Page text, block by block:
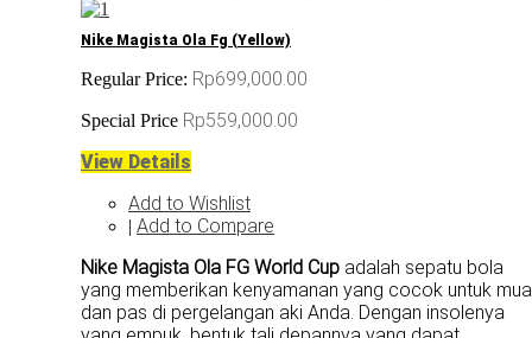
Nike Magista Ola Fg (Yellow)
Regular Price: Rp699,000.00
Special Price Rp559,000.00
View Details
Add to Wishlist
| Add to Compare
Nike Magista Ola FG World Cup adalah sepatu bola
yang memberikan kenyamanan yang cocok untuk
dan pas di pergelangan aki Anda. Dengan insolenya